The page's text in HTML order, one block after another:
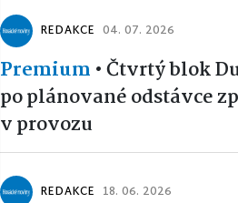
REDAKCE 04. 07. 2026
Premium •Čtvrtý blok
po plánované odstávce
v provozu
REDAKCE 18. 06. 2026